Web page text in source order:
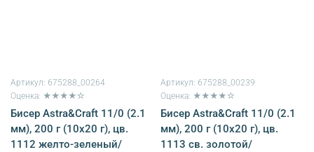
Артикул: 675288_00264
Оценка: ★★★★☆
Бисер Astra&Craft 11/0 (2.1
мм), 200 г (10х20 г), цв.
1112 желто-зеленый/
Артикул: 675288_00239
Оценка: ★★★★☆
Бисер Astra&Craft 11/0 (2.1
мм), 200 г (10х20 г), цв.
1113 св. золотой/